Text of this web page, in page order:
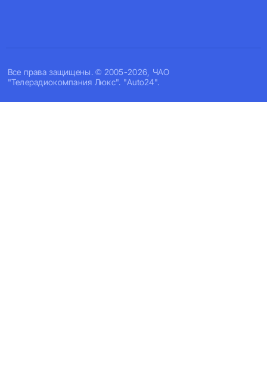
Все права защищены. © 2005-2026, ЧАО
"Телерадиокомпания Люкс". "Auto24".